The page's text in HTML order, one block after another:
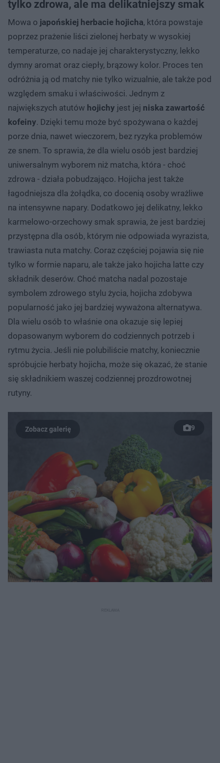
tylko zdrowa, ale ma delikatniejszy smak
Mowa o japońskiej herbacie hojicha, która powstaje
poprzez prażenie liści zielonej herbaty w wysokiej
temperaturze, co nadaje jej charakterystyczny, lekko
dymny aromat oraz ciepły, brązowy kolor. Proces ten
odróżnia ją od matchy nie tylko wizualnie, ale także pod
względem smaku i właściwości. Jednym z
największych atutów hojichy jest jej niska zawartość
kofeiny. Dzięki temu może być spożywana o każdej
porze dnia, nawet wieczorem, bez ryzyka problemów
ze snem. To sprawia, że dla wielu osób jest bardziej
uniwersalnym wyborem niż matcha, która - choć
zdrowa - działa pobudzająco. Hojicha jest także
łagodniejsza dla żołądka, co docenią osoby wrażliwe
na intensywne napary. Dodatkowo jej delikatny, lekko
karmelowo-orzechowy smak sprawia, że jest bardziej
przystępna dla osób, którym nie odpowiada wyrazista,
trawiasta nuta matchy. Coraz częściej pojawia się nie
tylko w formie naparu, ale także jako hojicha latte czy
składnik deserów. Choć matcha nadal pozostaje
symbolem zdrowego stylu życia, hojicha zdobywa
popularność jako jej bardziej wyważona alternatywa.
Dla wielu osób to właśnie ona okazuje się lepiej
dopasowanym wyborem do codziennych potrzeb i
rytmu życia. Jeśli nie polubiliście matchy, koniecznie
spróbujcie herbaty hojicha, może się okazać, że stanie
się składnikiem waszej codziennej prozdrowotnej
rutyny.
9